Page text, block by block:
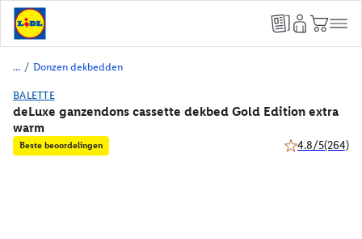
/ Donzen dekbedden
BALETTE
deLuxe ganzendons cassette dekbed Gold Edition extra
warm
Beste beoordelingen 4.8/5(264)